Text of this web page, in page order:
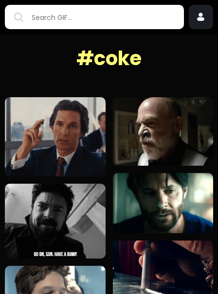
#coke